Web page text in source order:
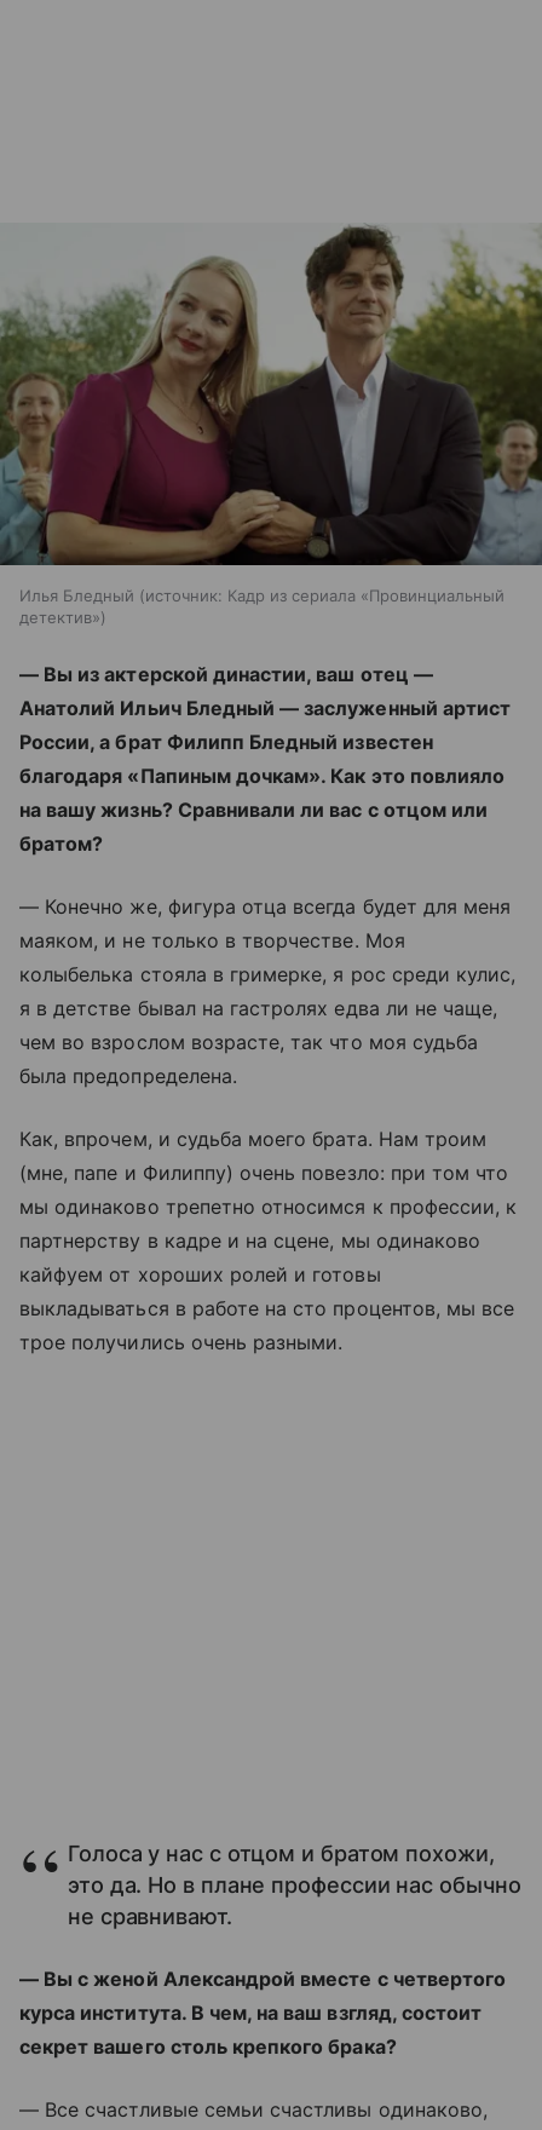
Илья Бледный источник: Кадр из сериала «Провинциальный
детектив»
— Вы из актерской династии, ваш отец —
Анатолий Ильич Бледный — заслуженный артист
России, а брат Филипп Бледный известен
благодаря «Папиным дочкам». Как это повлияло
на вашу жизнь? Сравнивали ли вас с отцом или
братом?
— Конечно же, фигура отца всегда будет для меня
маяком, и не только в творчестве. Моя
колыбелька стояла в гримерке, я рос среди кулис,
я в детстве бывал на гастролях едва ли не чаще,
чем во взрослом возрасте, так что моя судьба
была предопределена.
Как, впрочем, и судьба моего брата. Нам троим
(мне, папе и Филиппу) очень повезло: при том что
мы одинаково трепетно относимся к профессии, к
партнерству в кадре и на сцене, мы одинаково
кайфуем от хороших ролей и готовы
выкладываться в работе на сто процентов, мы все
трое получились очень разными.
Голоса у нас с отцом и братом похожи,
это да. Но в плане профессии нас обычно
не сравнивают.
— Вы с женой Александрой вместе с четвертого
курса института. В чем, на ваш взгляд, состоит
секрет вашего столь крепкого брака?
— Все счастливые семьи счастливы одинаково,